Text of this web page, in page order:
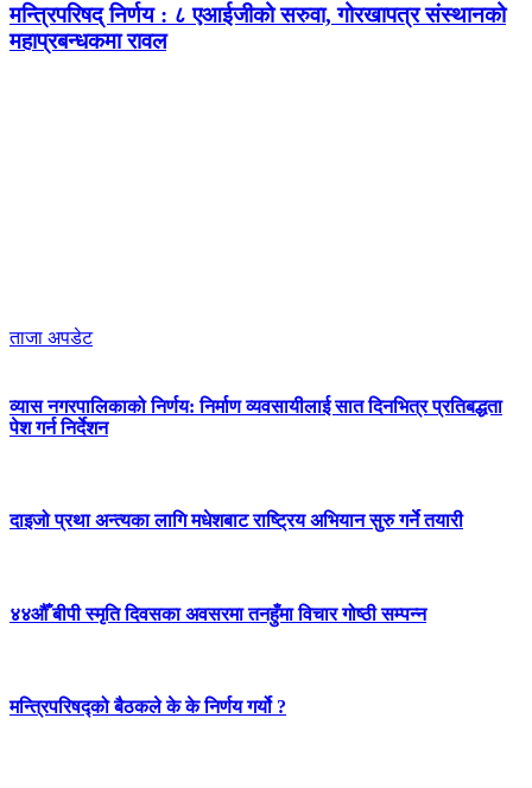
मन्त्रिपरिषद् निर्णय : ८ एआईजीको सरुवा, गोरखापत्र संस्थानको
महाप्रबन्धकमा रावल
ताजा अपडेट
व्यास नगरपालिकाको निर्णय: निर्माण व्यवसायीलाई सात दिनभित्र प्रतिबद्धता
पेश गर्न निर्देशन
दाइजो प्रथा अन्त्यका लागि मधेशबाट राष्ट्रिय अभियान सुरु गर्ने तयारी
४४औँ बीपी स्मृति दिवसका अवसरमा तनहुँमा विचार गोष्ठी सम्पन्न
मन्त्रिपरिषद्को बैठकले के के निर्णय गर्यो ?